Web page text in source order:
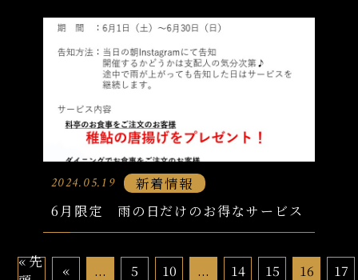
2024.05.19
新着情報
6月限定 雨の日だけのお得なサービス
« 先
« ... 5 10 ... 14 15 16 17